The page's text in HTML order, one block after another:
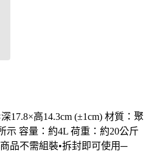
17.8×高14.3cm (±1cm) 材質：聚
示 容量：約4L 荷重：約20公斤
品不需組裝•拆封即可使用─